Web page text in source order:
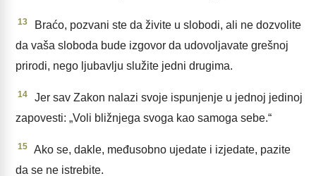
13
Braćo, pozvani ste da živite u slobodi, ali ne dozvolite
da vaša sloboda bude izgovor da udovoljavate grešnoj
prirodi, nego ljubavlju služite jedni drugima.
14
Jer sav Zakon nalazi svoje ispunjenje u jednoj jedinoj
zapovesti: „Voli bližnjega svoga kao samoga sebe.“
15
Ako se, dakle, međusobno ujedate i izjedate, pazite
da se ne istrebite.